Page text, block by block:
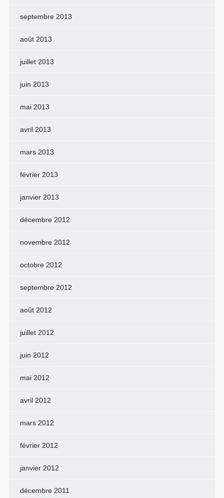
septembre 2013
août 2013
juillet 2013
juin 2013
mai 2013
avril 2013
mars 2013
février 2013
janvier 2013
décembre 2012
novembre 2012
octobre 2012
septembre 2012
août 2012
juillet 2012
juin 2012
mai 2012
avril 2012
mars 2012
février 2012
janvier 2012
décembre 2011